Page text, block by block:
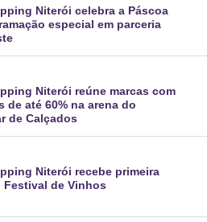
Niterói celebra a Páscoa
especial em parceria
Niterói reúne marcas com
de até 60% na arena do
de Calçados
Niterói recebe primeira
Festival de Vinhos